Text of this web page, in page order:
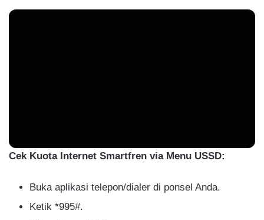
Cek Kuota Internet Smartfren via Menu USSD:
Buka aplikasi telepon/dialer di ponsel Anda.
Ketik *995#.